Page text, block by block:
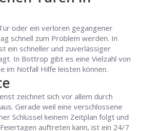
oder ein verloren gegangener
schnell zum Problem werden. In
ein schneller und zuverlässiger
In Bottrop gibt es eine Vielzahl von
im Notfall Hilfe leisten können.
zeichnet sich vor allem durch
Gerade weil eine verschlossene
Schlüssel keinem Zeitplan folgt und
auftreten kann, ist ein 24/7